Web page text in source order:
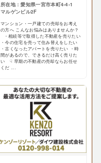
所在地：愛知県一宮市本町4-4-1
マルゲンビル2F
マンション・一戸建ての売却をお考え
の方へ こんなお悩みはありませんか？
・相続等で取得した不動産を売りたい
・今の住宅を売って住み替えをしたい
・古くなったアパートを売りたい ・時
間があるので、できるだけ高く売りた
い ☟ 早期の不動産の売却ならお任せ
くだ ...